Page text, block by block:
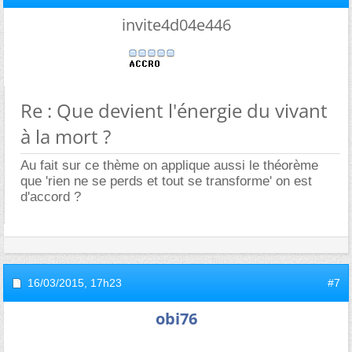
invite4d04e446
Re : Que devient l'énergie du vivant
à la mort ?
Au fait sur ce thème on applique aussi le théorème
que 'rien ne se perds et tout se transforme' on est
d'accord ?
16/03/2015, 17h23 #7
obi76